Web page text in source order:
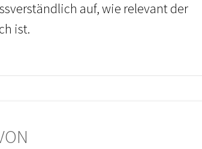
auf, wie relevant der
ist.